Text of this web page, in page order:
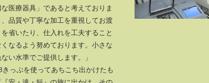
医療器具」であると考えておりま
品質や丁寧な加工を重視してお渡
省いたり、仕入れを工夫すること
なるよう努めております。小さな
い水準でご提供します。」
っぷを使ってあちこち出かけたも